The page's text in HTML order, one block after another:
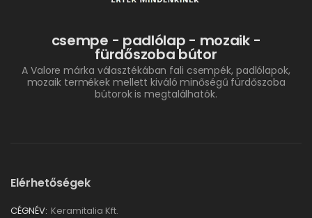
csempe - padlólap - mozaik -
fürdőszoba bútor
A Valore márka választékában fali csempék, padlólapok,
mozaik termékek mellett kiváló minőségű fürdőszoba
bútorok is megtalálhatók.
Elérhetőségek
CÉGNÉV: Keramitalia Kft.